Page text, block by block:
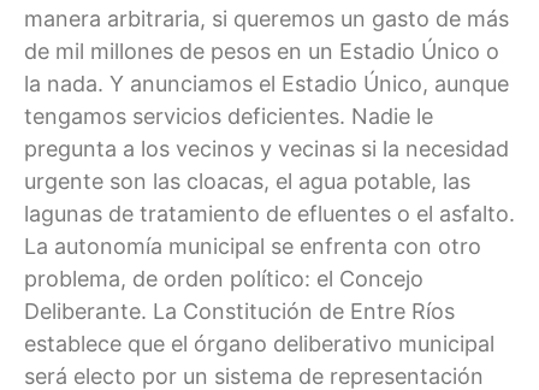
manera arbitraria, si queremos un gasto de más
de mil millones de pesos en un Estadio Único o
la nada. Y anunciamos el Estadio Único, aunque
tengamos servicios deficientes. Nadie le
pregunta a los vecinos y vecinas si la necesidad
urgente son las cloacas, el agua potable, las
lagunas de tratamiento de efluentes o el asfalto.
La autonomía municipal se enfrenta con otro
problema, de orden político: el Concejo
Deliberante. La Constitución de Entre Ríos
establece que el órgano deliberativo municipal
será electo por un sistema de representación